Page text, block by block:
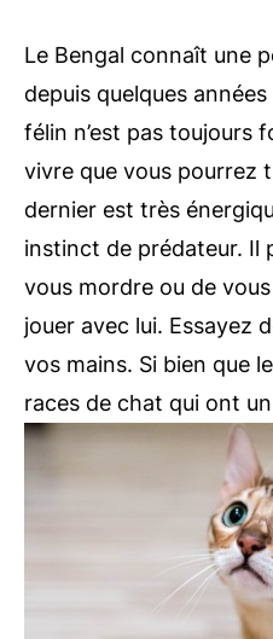
Le Bengal connaît une
depuis quelques
félin n’est pas toujours
vivre que vous pourrez
dernier est très
instinct de prédateur. Il
vous mordre ou de
jouer avec lui. Essayez
vos mains. Si bien que
races de chat qui ont